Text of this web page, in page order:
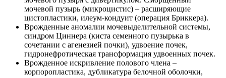
мочевой пузырь (микроцистис) – расширяющие
цистопластики, илеум-кондуит (операция Бриккера).
Врожденные аномалии мочевыделительной системы,
синдром Циннера (киста семенного пузырька в
сочетании с агенезией почки), удвоение почек,
гидронефротическая трансформация удвоенных почек.
Врожденное искривление полового члена –
корпоропластика, дубликатура белочной оболочки,